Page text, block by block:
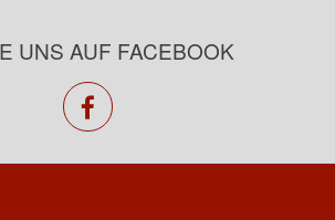
UNS AUF FACEBOOK
facebook